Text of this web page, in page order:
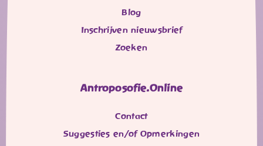
Blog
Inschrijven nieuwsbrief
Zoeken
Antroposofie.Online
Contact
Suggesties en/of Opmerkingen